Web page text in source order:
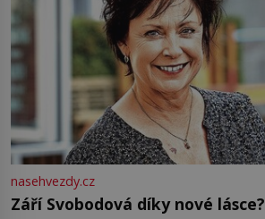
nasehvezdy.cz
Září Svobodová díky nové lásce?